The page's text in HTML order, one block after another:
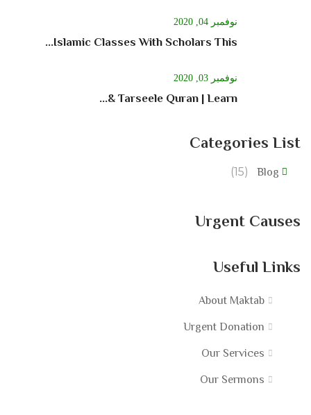
نوفمبر 04, 2020
Islamic Classes With Scholars This...
نوفمبر 03, 2020
Tarseele Quran | Learn &...
Categories List
Blog
(15)
Urgent Causes
Useful Links
About Maktab
Urgent Donation
Our Services
Our Sermons